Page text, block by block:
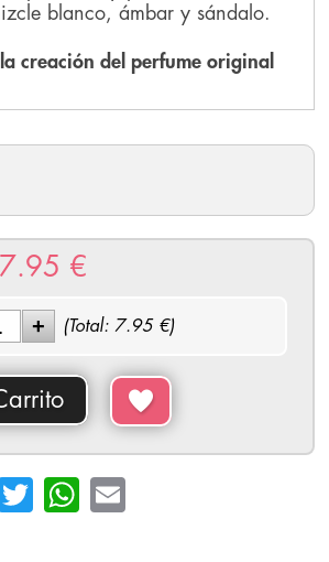
blanco, ámbar y sándalo.
creación del perfume original
7.95 €
(Total: 7.95€)
TwitterWhatsApp
Email